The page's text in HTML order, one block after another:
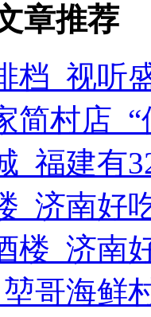
章推荐
档_视听
简村店
_福建有
_济南好
楼_济南
哥海鲜